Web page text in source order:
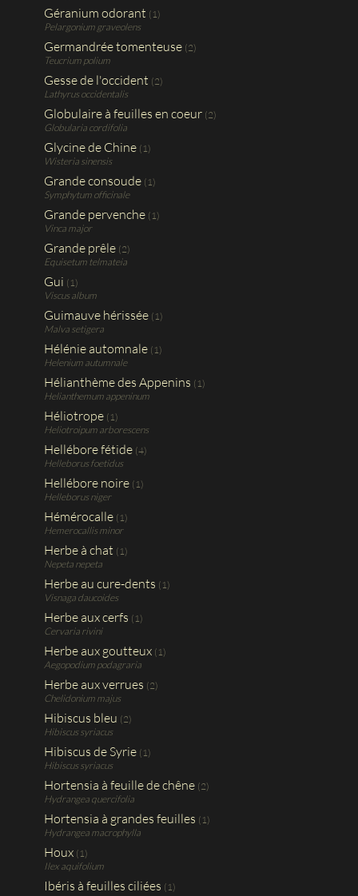
Géranium odorant (1)
Pelargonium graveolens
Germandrée tomenteuse (2)
Teucrium polium
Gesse de l'occident (2)
Lathyrus occidentalis
Globulaire à feuilles en coeur (2)
Globularia cordifolia
Glycine de Chine (1)
Wisteria sinensis
Grande consoude (1)
Symphytum officinale
Grande pervenche (1)
Vinca major
Grande prêle (2)
Equisetum telmateia
Gui (1)
Viscus album
Guimauve hérissée (1)
Malva setigera
Hélénie automnale (1)
Helenium autumnale
Hélianthème des Appenins (1)
Helianthemum appeninum
Héliotrope (1)
Heliotroipum arborescens
Hellébore fétide (4)
Helleborus foetidus
Hellébore noire (1)
Helleborus niger
Hémérocalle (1)
Hemerocallis minor
Herbe à chat (1)
Nepeta nepeta
Herbe au cure-dents (1)
Visnaga daucoides
Herbe aux cerfs (1)
Cervaria rivini
Herbe aux goutteux (1)
Aegopodium podagraria
Herbe aux verrues (2)
Chelidonium majus
Hibiscus bleu (2)
Hibiscus syriacus
Hibiscus de Syrie (1)
Hibiscus syriacus
Hortensia à feuille de chêne (2)
Hydrangea quercifolia
Hortensia à grandes feuilles (1)
Hydrangea macrophylla
Houx (1)
Ilex aquifolium
Ibéris à feuilles ciliées (1)